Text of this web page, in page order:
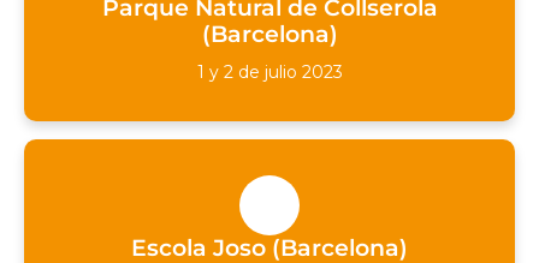
Parque Natural de Collserola
(Barcelona)
1 y 2 de julio 2023
Escola Joso (Barcelona)